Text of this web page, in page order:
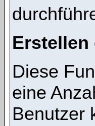
Erstellen
Diese
eine
Benutzer